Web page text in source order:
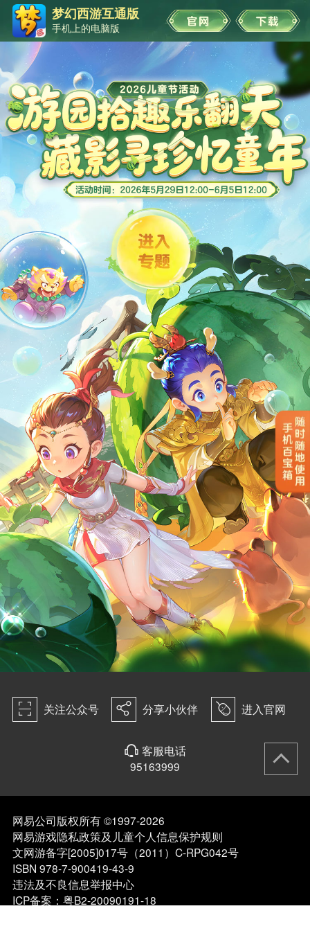
梦幻西游互通版
手机上的电脑版
򰀁 关注公众号 򰀂 分享小伙伴 򰀄 进入官网
򰀃 客服电话
95163999
网易公司版权所有 ©1997-2026
网易游戏隐私政策及儿童个人信息保护规则
文网游备字[2005]017号（2011）C-RPG042号
ISBN 978-7-900419-43-9
违法及不良信息举报中心
ICP备案：粤B2-20090191-18